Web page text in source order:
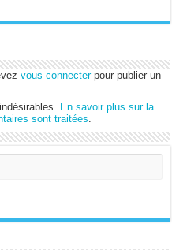
vous connecterpour publier un
En savoir plus sur la
sont traitées